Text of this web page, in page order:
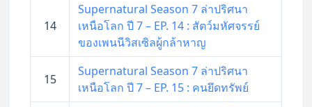
14
Supernatural Season 7 ล่าปริศนา
เหนือโลก ปี 7 – EP. 14 : สัตว์มหัศจรรย์
ของเพนนีวิสเซิลผู้กล้าหาญ
15
Supernatural Season 7 ล่าปริศนา
เหนือโลก ปี 7 – EP. 15 : คนยึดทรัพย์